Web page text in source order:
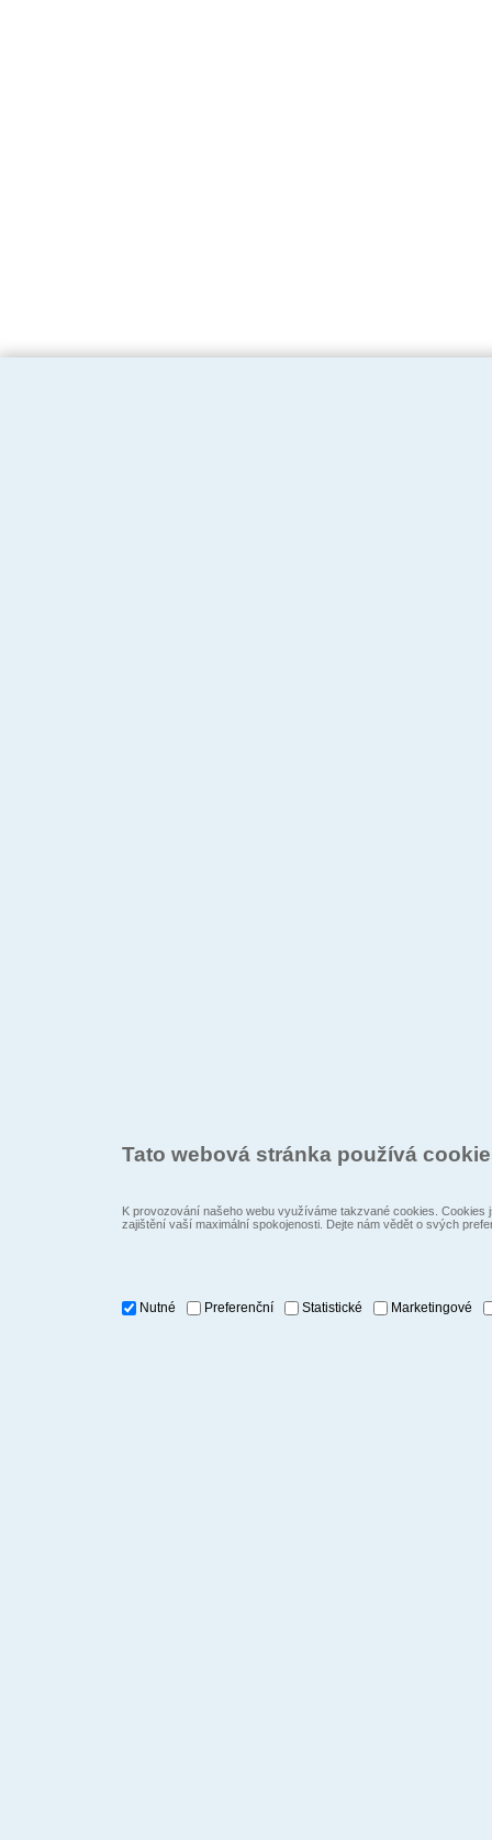
Tato webová stránka používá
K provozování našeho webu využíváme takzvané cookies.
zajištění vaší maximální spokojenosti. Dejte nám vědět o svých
Nutné Preferenční Statistické Marketingové